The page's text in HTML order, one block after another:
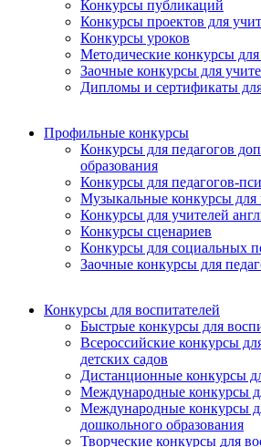
Конкурсы публикаций
Конкурсы проектов для
Конкурсы уроков
Методические конкурсы для
Заочные конкурсы для
Дипломы и сертификаты
Профильные конкурсы
Конкурсы для педагогов
образования
Конкурсы для педагогов-
Музыкальные конкурсы для
Конкурсы для учителей
Конкурсы сценариев
Конкурсы для социальных
Заочные конкурсы для
Конкурсы для воспитателей
Быстрые конкурсы для
Всероссийские конкурсы
детских садов
Дистанционные конкурсы
Международные конкурсы
Международные конкурсы
дошкольного образования
Творческие конкурсы для